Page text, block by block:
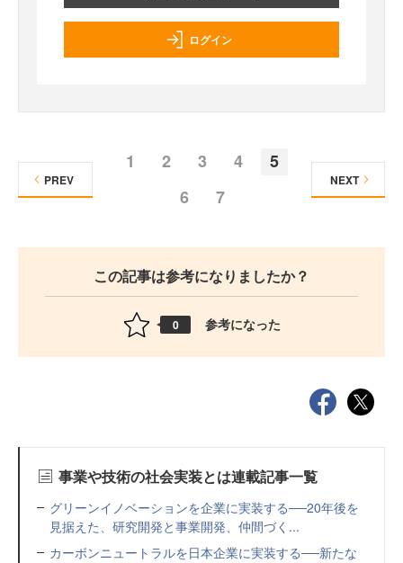
ログイン
1 2 3 4
5
6
7
PREV NEXT
この記事は参考になりましたか？
0 参考になった
事業や技術の社会実装とは連載記事一覧
グリーンイノベーションを企業に実装する──20年後を
見据えた、研究開発と事業開発、仲間づく...
カーボンニュートラルを日本企業に実装する──新たな